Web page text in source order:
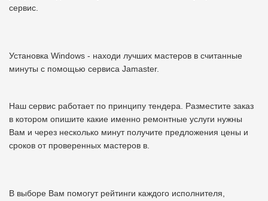
сервис.
Установка Windows - находи лучших мастеров в считанные
минуты с помощью сервиса Jamaster.
Наш сервис работает по принципу тендера. Разместите заказ
в котором опишите какие именно ремонтные услуги нужны
Вам и через несколько минут получите предложения цены и
сроков от проверенных мастеров в.
В выборе Вам помогут рейтинги каждого исполнителя,